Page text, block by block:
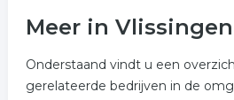
Meer in Vlissingen
Onderstaand vindt u een
gerelateerde bedrijven in de